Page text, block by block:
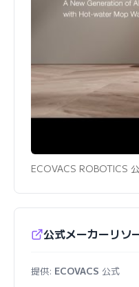
ECOVACS ROBOTICS
公式メーカーリソ
提供: ECOVACS 公式